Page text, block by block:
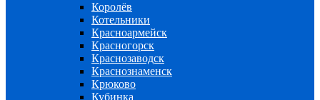
Королёв
Котельники
Красноармейск
Красногорск
Краснозаводск
Краснознаменск
Крюково
Кубинка